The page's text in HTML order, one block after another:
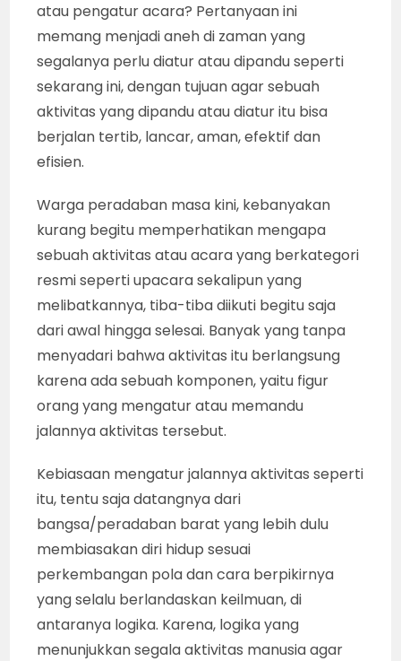
atau pengatur acara? Pertanyaan ini
memang menjadi aneh di zaman yang
segalanya perlu diatur atau dipandu seperti
sekarang ini, dengan tujuan agar sebuah
aktivitas yang dipandu atau diatur itu bisa
berjalan tertib, lancar, aman, efektif dan
efisien.
Warga peradaban masa kini, kebanyakan
kurang begitu memperhatikan mengapa
sebuah aktivitas atau acara yang berkategori
resmi seperti upacara sekalipun yang
melibatkannya, tiba-tiba diikuti begitu saja
dari awal hingga selesai. Banyak yang tanpa
menyadari bahwa aktivitas itu berlangsung
karena ada sebuah komponen, yaitu figur
orang yang mengatur atau memandu
jalannya aktivitas tersebut.
Kebiasaan mengatur jalannya aktivitas seperti
itu, tentu saja datangnya dari
bangsa/peradaban barat yang lebih dulu
membiasakan diri hidup sesuai
perkembangan pola dan cara berpikirnya
yang selalu berlandaskan keilmuan, di
antaranya logika. Karena, logika yang
menunjukkan segala aktivitas manusia agar